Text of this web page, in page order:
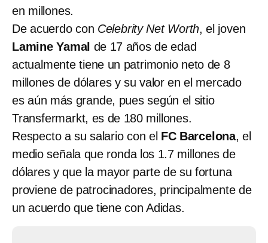
en millones.
De acuerdo con Celebrity Net Worth, el joven
Lamine Yamal de 17 años de edad
actualmente tiene un patrimonio neto de 8
millones de dólares y su valor en el mercado
es aún más grande, pues según el sitio
Transfermarkt, es de 180 millones.
Respecto a su salario con el FC Barcelona, el
medio señala que ronda los 1.7 millones de
dólares y que la mayor parte de su fortuna
proviene de patrocinadores, principalmente de
un acuerdo que tiene con Adidas.